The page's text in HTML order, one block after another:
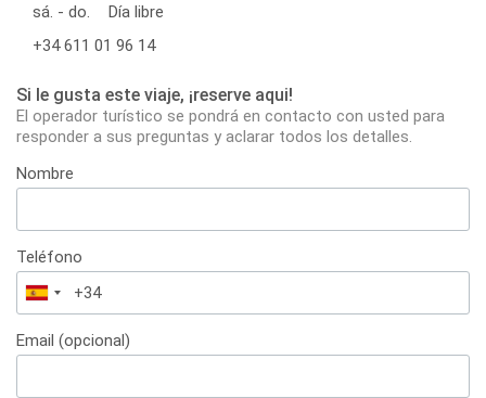
sá. - do.
Día libre
+34 611 01 96 14
Si le gusta este viaje, ¡reserve aqui!
El operador turístico se pondrá en contacto con usted para
responder a sus preguntas y aclarar todos los detalles.
Nombre
Teléfono
España
+34
Email (opcional)